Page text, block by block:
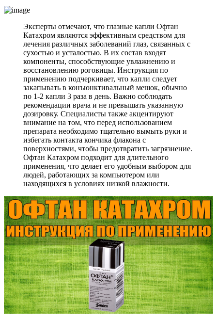
Эксперты отмечают, что глазные капли Офтан
Катахром являются эффективным средством для
лечения различных заболеваний глаз, связанных с
сухостью и усталостью. В их состав входят
компоненты, способствующие увлажнению и
восстановлению роговицы. Инструкция по
применению подчеркивает, что капли следует
закапывать в конъюнктивальный мешок, обычно
по 1-2 капли 3 раза в день. Важно соблюдать
рекомендации врача и не превышать указанную
дозировку. Специалисты также акцентируют
внимание на том, что перед использованием
препарата необходимо тщательно вымыть руки и
избегать контакта кончика флакона с
поверхностями, чтобы предотвратить загрязнение.
Офтан Катахром подходит для длительного
применения, что делает его удобным выбором для
людей, работающих за компьютером или
находящихся в условиях низкой влажности.